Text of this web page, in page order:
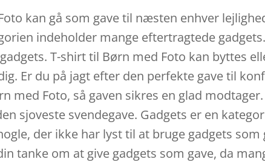
kan gå som gave til næsten enhver
indeholder mange eftertragtede
T-shirt til Børn med Foto kan byttes
Er du på jagt efter den perfekte gave til
med Foto, så gaven sikres en glad
sjoveste svendegave. Gadgets er en
der ikke har lyst til at bruge gadgets
tanke om at give gadgets som gave, da